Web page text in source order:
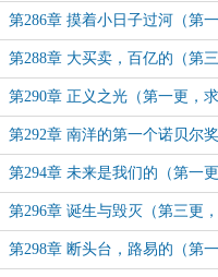
更，求订阅）
第286章 摸着小日子过河（第一
更，求订阅）
第288章 大买卖，百亿的（第三
更，求订阅）
第290章 正义之光（第一更，
阅）
第292章 南洋的第一个诺贝尔奖
（第三更，求订阅）
第294章 未来是我们的（第一更
求订阅）
第296章 诞生与毁灭（第三更
订阅）
第298章 断头台，路易的（第一